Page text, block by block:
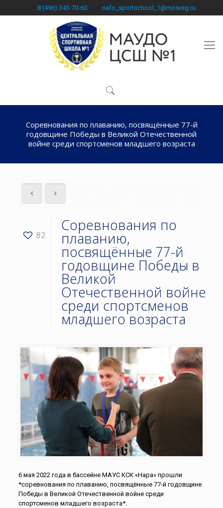
8 (496) 343-70-60 nafo_sportschool_1@mosreg.ru
Соревнования по плаванию, посвящённые 77-й
годовщине Победы в Великой Отечественной
войне среди спортсменов младшего возраста
82
Соревнования по
плаванию,
посвящённые 77-й
годовщине Победы в
Великой
Отечественной войне
среди спортсменов
младшего возраста
6 мая 2022 года в бассейне МАУС КСК «Нара» прошли
*соревнования по плаванию, посвящённые 77-й годовщине
Победы в Великой Отечественной войне среди
спортсменов младшего возраста*.